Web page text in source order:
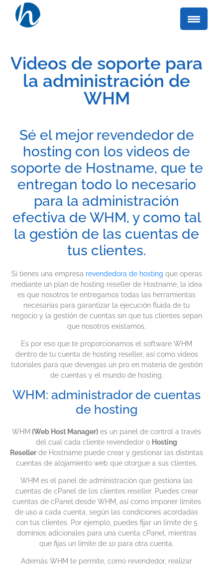
Videos de soporte para
la administración de
WHM
Sé el mejor revendedor de
hosting con los videos de
soporte de Hostname, que te
entregan todo lo necesario
para la administración
efectiva de WHM, y como tal
la gestión de las cuentas de
tus clientes.
Si tienes una empresa revendedora de hosting que operas
mediante un plan de hosting reseller de Hostname, la idea
es que nosotros te entregamos todas las herramientas
necesarias para garantizar la ejecución fluida de tu
negocio y la gestión de cuentas sin que tus clientes sepan
que nosotros existamos.
Es por eso que te proporcionamos el software WHM
dentro de tu cuenta de hosting reseller, así como videos
tutoriales para que devengas un pro en materia de gestión
de cuentas y el mundo de hosting.
WHM: administrador de cuentas
de hosting
WHM (Web Host Manager) es un panel de control a través
del cual cada cliente revendedor o Hosting
Resellerde Hostname puede crear y gestionar las distintas
cuentas de alojamiento web que otorgue a sus clientes.
WHM es el panel de administración que gestiona las
cuentas de cPanel de los clientes reseller. Puedes crear
cuentas de cPanel desde WHM, así como imponer límites
de uso a cada cuenta, según las condiciones acordadas
con tus clientes. Por ejemplo, puedes fijar un límite de 5
dominios adicionales para una cuenta cPanel, mientras
que fijas un límite de 10 para otra cuenta.
Además WHM te permite, como revendedor, realizar